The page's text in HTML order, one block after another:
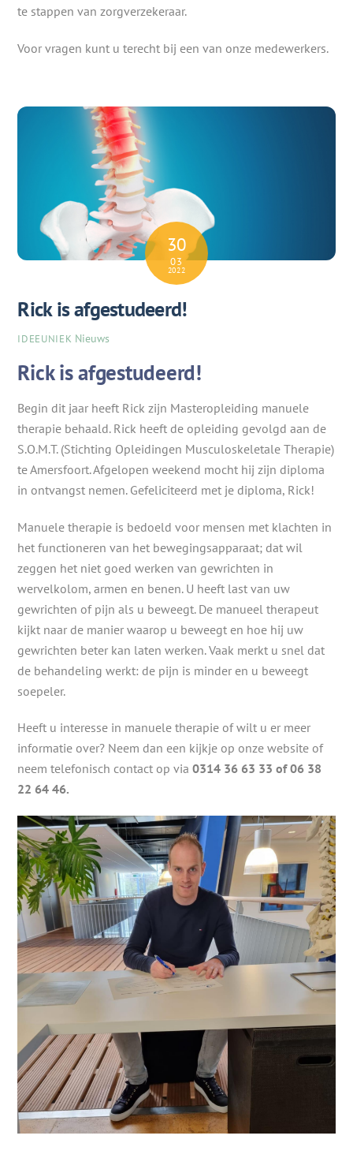
te stappen van zorgverzekeraar.
Voor vragen kunt u terecht bij een van onze medewerkers.
30
03
2022
Rick is afgestudeerd!
IDEEUNIEK Nieuws
Rick is afgestudeerd!
Begin dit jaar heeft Rick zijn Masteropleiding manuele
therapie behaald. Rick heeft de opleiding gevolgd aan de
S.O.M.T. (Stichting Opleidingen Musculoskeletale Therapie)
te Amersfoort. Afgelopen weekend mocht hij zijn diploma
in ontvangst nemen. Gefeliciteerd met je diploma, Rick!
Manuele therapie is bedoeld voor mensen met klachten in
het functioneren van het bewegingsapparaat; dat wil
zeggen het niet goed werken van gewrichten in
wervelkolom, armen en benen. U heeft last van uw
gewrichten of pijn als u beweegt. De manueel therapeut
kijkt naar de manier waarop u beweegt en hoe hij uw
gewrichten beter kan laten werken. Vaak merkt u snel dat
de behandeling werkt: de pijn is minder en u beweegt
soepeler.
Heeft u interesse in manuele therapie of wilt u er meer
informatie over? Neem dan een kijkje op onze website of
neem telefonisch contact op via0314 36 63 33 of 06 38
22 64 46.